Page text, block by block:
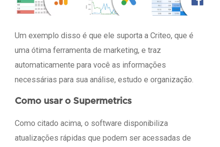
Um exemplo disso é que ele suporta a Criteo, que é
uma ótima ferramenta de marketing, e traz
automaticamente para você as informações
necessárias para sua análise, estudo e organização.
Como usar o Supermetrics
Como citado acima, o software disponibiliza
atualizações rápidas que podem ser acessadas de